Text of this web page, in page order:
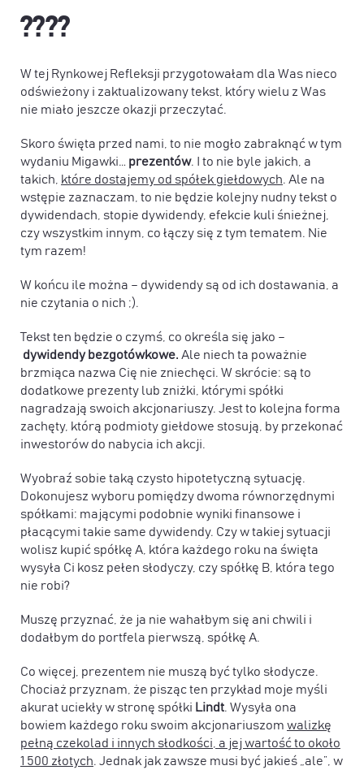
????
W tej Rynkowej Refleksji przygotowałam dla Was nieco
odświeżony i zaktualizowany tekst, który wielu z Was
nie miało jeszcze okazji przeczytać.
Skoro święta przed nami, to nie mogło zabraknąć w tym
wydaniu Migawki… prezentów. I to nie byle jakich, a
takich,
które dostajemy od spółek giełdowych. Ale na
wstępie zaznaczam, to nie będzie kolejny nudny tekst o
dywidendach, stopie dywidendy, efekcie kuli śnieżnej,
czy wszystkim innym, co łączy się z tym tematem. Nie
tym razem!
W końcu ile można – dywidendy są od ich dostawania, a
nie czytania o nich ;).
Tekst ten będzie o czymś, co określa się jako –
dywidendy bezgotówkowe. Ale niech ta poważnie
brzmiąca nazwa Cię nie zniechęci. W skrócie: są to
dodatkowe prezenty lub zniżki, którymi spółki
nagradzają swoich akcjonariuszy. Jest to kolejna forma
zachęty, którą podmioty giełdowe stosują, by przekonać
inwestorów do nabycia ich akcji.
Wyobraź sobie taką czysto hipotetyczną sytuację.
Dokonujesz wyboru pomiędzy dwoma równorzędnymi
spółkami: mającymi podobnie wyniki finansowe i
płacącymi takie same dywidendy. Czy w takiej sytuacji
wolisz kupić spółkę A, która każdego roku na święta
wysyła Ci kosz pełen słodyczy, czy spółkę B, która tego
nie robi?
Muszę przyznać, że ja nie wahałbym się ani chwili i
dodałbym do portfela pierwszą, spółkę A.
Co więcej, prezentem nie muszą być tylko słodycze.
Chociaż przyznam, że pisząc ten przykład moje myśli
akurat uciekły w stronę spółki Lindt. Wysyła ona
bowiem każdego roku swoim akcjonariuszom walizkę
pełną czekolad i innych słodkości, a jej wartość to około
1 500 złotych. Jednak jak zawsze musi być jakieś „ale”, w